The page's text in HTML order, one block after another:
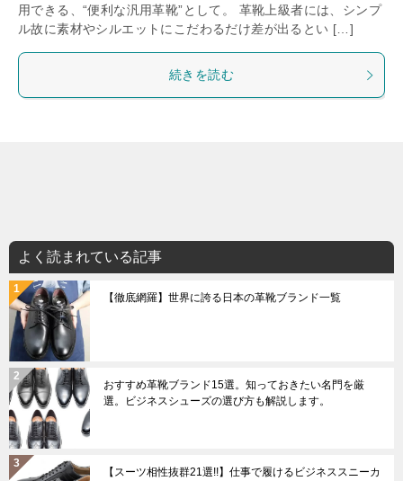
用できる、“便利な汎用革靴”として。 革靴上級者には、シンプ
ル故に素材やシルエットにこだわるだけ差が出るとい […]
続きを読む
よく読まれている記事
【徹底網羅】世界に誇る日本の革靴ブランド一覧
おすすめ革靴ブランド15選。知っておきたい名門を厳
選。ビジネスシューズの選び方も解説します。
【スーツ相性抜群21選!!】仕事で履けるビジネススニーカ